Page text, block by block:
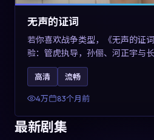
无声的证词
若你喜欢战争类型，《无声的证
验：管虎执导，孙俪、河正宇与
2019年于澳大利亚上映，内容在
与个体关系，关键词包含高清流
转，适合检索「2019战争」「澳
高清 流畅
4万 83个月前
最新剧集